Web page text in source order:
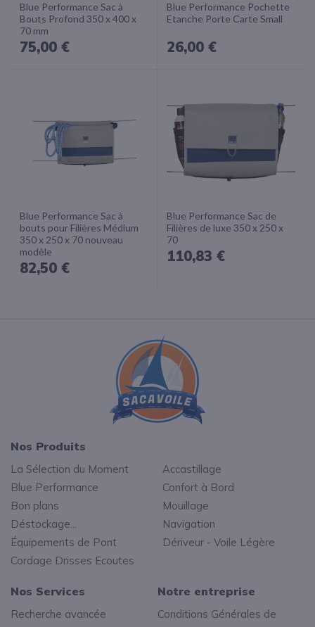
Blue Performance Sac à
Bouts Profond 350 x 400 x
70 mm
75,00 €
Blue Performance Pochette
Etanche Porte Carte Small
26,00 €
Blue Performance Sac à
bouts pour Filières Médium
350 x 250 x 70 nouveau
modèle
82,50 €
Blue Performance Sac de
Filières de luxe 350 x 250 x
70
110,83 €
Nos Services
Recherche avancée
Notre entreprise
Conditions Générales de
Nos Produits
La Sélection du Moment
Blue Performance
Bon plans
Déstockage...
Équipements de Pont
Cordage Drisses Ecoutes
Accastillage
Confort à Bord
Mouillage
Navigation
Dériveur - Voile Légère